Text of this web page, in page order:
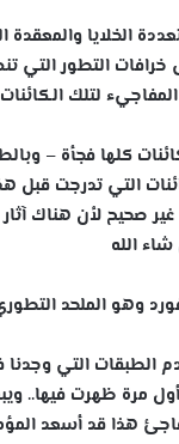
خرافات التطور
لتلك
كلها فجأة –
التي تدرجت
صحيح لأن هناك
الله
وهو الملحد
الطبقات التي
ظهرت فيها..
هذا قد أسعد